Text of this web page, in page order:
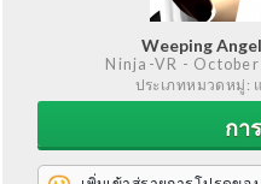
Weeping
Ninja-VR - October
ประเภทหมวดหมู่:
กา